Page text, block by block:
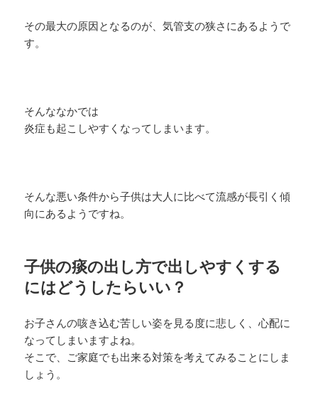
その最大の原因となるのが、気管支の狭さにあるようで
す。
そんななかでは
炎症も起こしやすくなってしまいます。
そんな悪い条件から子供は大人に比べて流感が長引く傾
向にあるようですね。
子供の痰の出し方で出しやすくする
にはどうしたらいい？
お子さんの咳き込む苦しい姿を見る度に悲しく、心配に
なってしまいますよね。
そこで、ご家庭でも出来る対策を考えてみることにしま
しょう。